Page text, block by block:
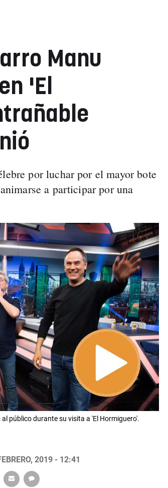
Manu
'El
por luchar por el mayor bote
a participar por una
público durante su visita a 'El Hormiguero'.
2019 - 12:41